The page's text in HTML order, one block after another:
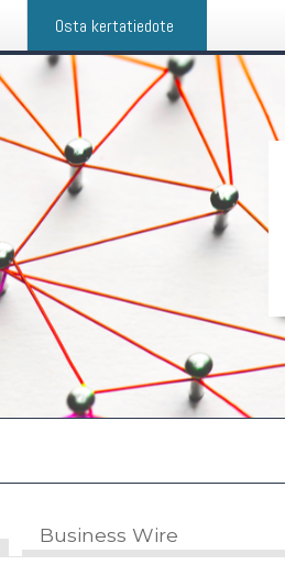
Osta kertatiedote
Business Wire